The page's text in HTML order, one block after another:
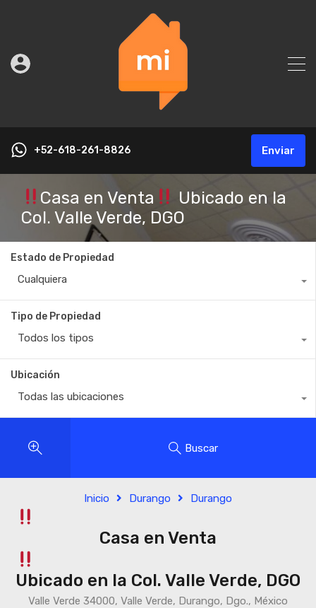
+52-618-261-8826 Enviar
Casa en Venta
Ubicado en la
Col. Valle Verde, DGO
Estado de Propiedad
Cualquiera
Tipo de Propiedad
Todos los tipos
Ubicación
Todas las ubicaciones
Buscar
Inicio Durango Durango
Casa en Venta
Ubicado en la Col. Valle Verde, DGO
Valle Verde 34000, Valle Verde, Durango, Dgo., México